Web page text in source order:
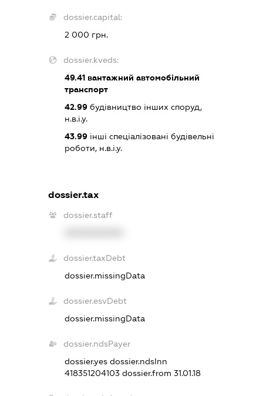
dossier.capital:
2 000 грн.
dossier.kveds:
49.41вантажний автомобільний
транспорт
42.99будівництво інших споруд,
н.в.і.у.
43.99інші спеціалізовані будівельні
роботи, н.в.і.у.
dossier.tax
dossier.staff
dossier.taxDebt
dossier.missingData
dossier.esvDebt
dossier.missingData
dossier.ndsPayer
dossier.yes dossier.ndsInn
418351204103 dossier.from 31.01.18